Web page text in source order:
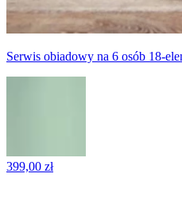
Serwis obiadowy na 6 osób 18-
399,00 zł